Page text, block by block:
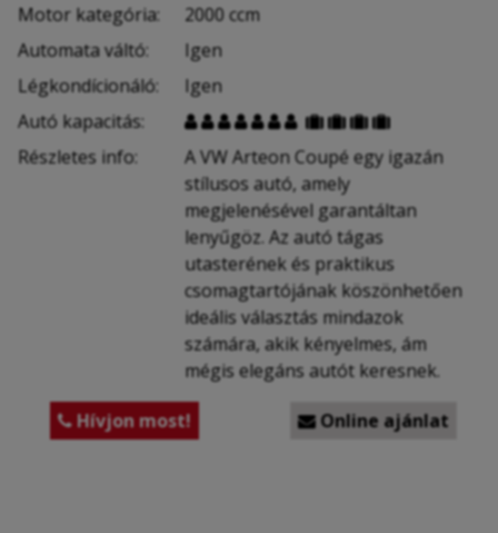
Motor kategória:
2000 ccm
Automata váltó:
Igen
Légkondícionáló:
Igen
Autó kapacitás:
          
Részletes info:
A VW Arteon Coupé egy igazán
stílusos autó, amely
megjelenésével garantáltan
lenyűgöz. Az autó tágas
utasterének és praktikus
csomagtartójának köszönhetően
ideális választás mindazok
számára, akik kényelmes, ám
mégis elegáns autót keresnek.
 Hívjon most! Online ajánlat